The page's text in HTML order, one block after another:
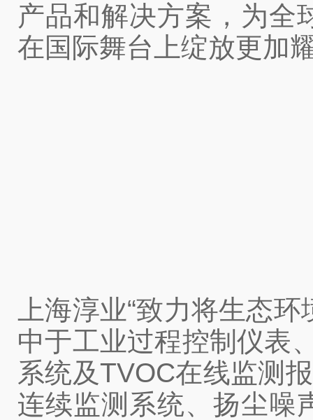
产品和解决方案，为全
在国际舞台上绽放更加
上海淳业“致力将生态
中于工业过程控制仪表
系统及TVOC在线监测
连续监测系统、扬尘噪